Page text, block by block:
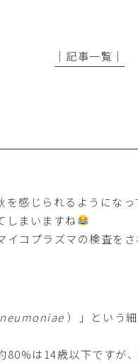
│記事一覧│
感じられるようになっ
しまいますね
コプラズマの検査をさ
）」という
は14歳以下ですが